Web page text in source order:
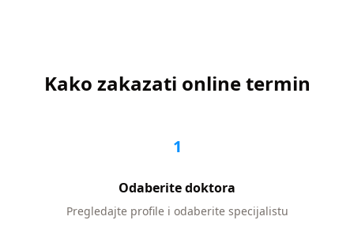
Kako zakazati online termin
1
Odaberite doktora
Pregledajte profile i odaberite specijalistu